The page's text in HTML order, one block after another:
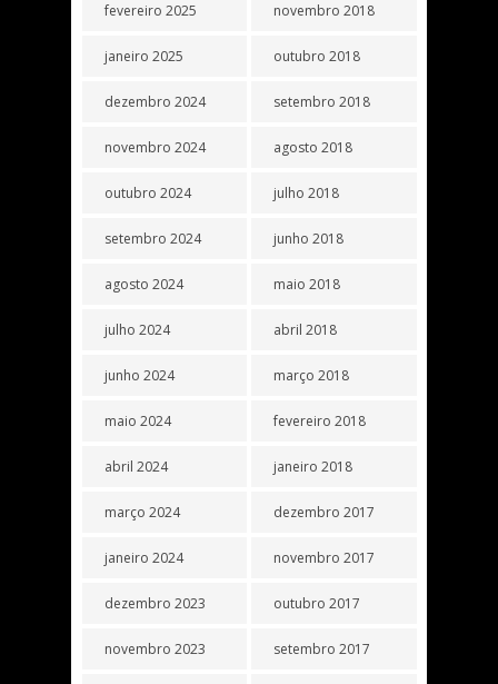
fevereiro 2025
janeiro 2025
dezembro 2024
novembro 2024
outubro 2024
setembro 2024
agosto 2024
julho 2024
junho 2024
maio 2024
abril 2024
março 2024
janeiro 2024
dezembro 2023
novembro 2023
novembro 2018
outubro 2018
setembro 2018
agosto 2018
julho 2018
junho 2018
maio 2018
abril 2018
março 2018
fevereiro 2018
janeiro 2018
dezembro 2017
novembro 2017
outubro 2017
setembro 2017